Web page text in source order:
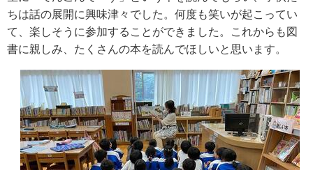
ちは話の展開に興味津々でした。何度も笑いが起こってい
て、楽しそうに参加することができました。これからも図
書に親しみ、たくさんの本を読んでほしいと思います。